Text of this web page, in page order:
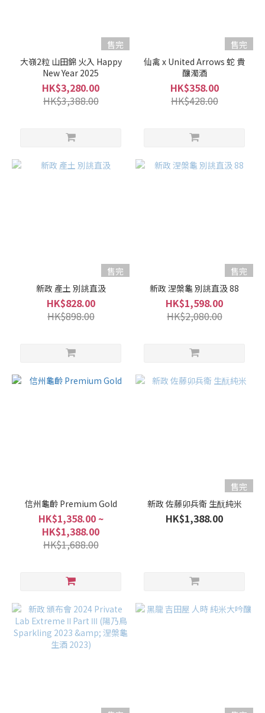
售完
大嶺2粒 山田錦 火入 Happy
New Year 2025
HK$3,280.00
HK$3,388.00
售完
仙禽 x United Arrows 蛇 貴
釀濁酒
HK$358.00
HK$428.00
售完
新政 產土 別誂直汲
HK$828.00
HK$898.00
售完
新政 涅槃龜 別誂直汲 88
HK$1,598.00
HK$2,080.00
信州龜齡 Premium Gold
HK$1,358.00 ~
HK$1,388.00
HK$1,688.00
售完
新政 佐藤卯兵衛 生酛純米
HK$1,388.00